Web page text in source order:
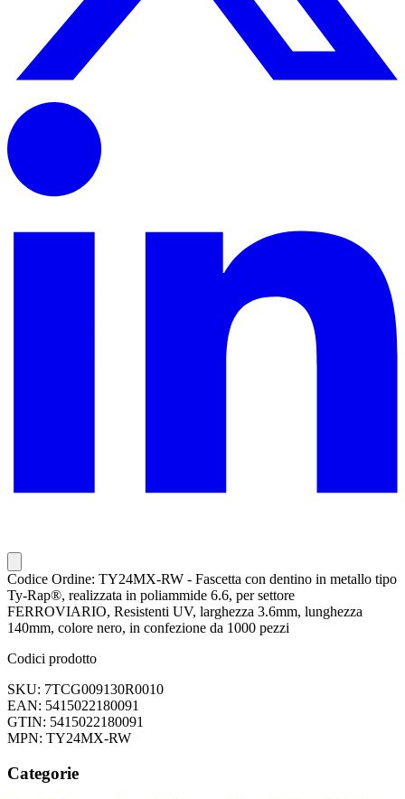
Codice Ordine: TY24MX-RW - Fascetta con dentino in metallo tipo
Ty-Rap®, realizzata in poliammide 6.6, per settore
FERROVIARIO, Resistenti UV, larghezza 3.6mm, lunghezza
140mm, colore nero, in confezione da 1000 pezzi
Codici prodotto
SKU: 7TCG009130R0010
EAN: 5415022180091
GTIN: 5415022180091
MPN: TY24MX-RW
Categorie